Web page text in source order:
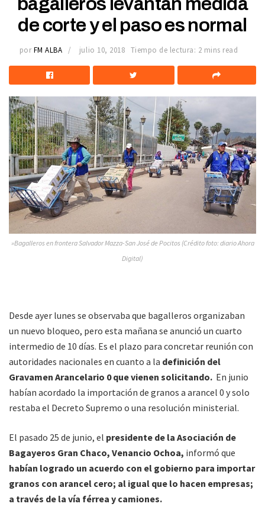
de corte y el paso es normal
por FM ALBA julio 10, 2018 Tiempo de lectura: 2 mins read
»Bagalleros en frontera Salvador Mazza-San José de Pocitos (Crédito foto: diario Ahora
Digital)
Desde ayer lunes se observaba que bagalleros organizaban
un nuevo bloqueo, pero esta mañana se anunció un cuarto
intermedio de 10 días. Es el plazo para concretar reunión con
autoridades nacionales en cuanto a la definición del
Gravamen Arancelario 0 que vienen solicitando. En junio
habían acordado la importación de granos a arancel 0 y solo
restaba el Decreto Supremo o una resolución ministerial.
El pasado 25 de junio, el presidente de la Asociación de
Bagayeros Gran Chaco, Venancio Ochoa, informó que
habían logrado un acuerdo con el gobierno para importar
granos con arancel cero; al igual que lo hacen empresas;
a través de la vía férrea y camiones.